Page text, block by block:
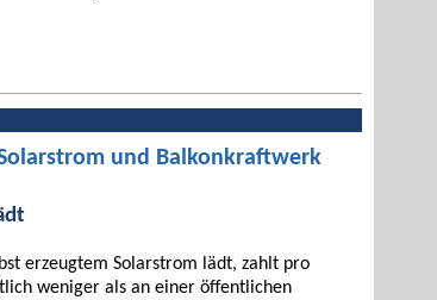
und Balkonkraftwerk
erzeugtem Solarstrom lädt, zahlt pro
weniger als an einer öffentlichen